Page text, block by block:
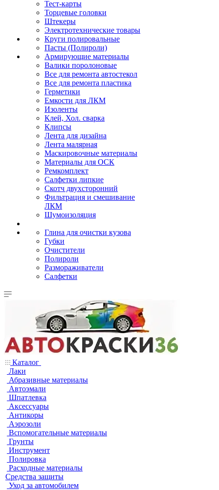
Тест-карты
Торцевые головки
Штекеры
Электротехнические товары
Круги полировальные
Пасты (Полироли)
Армирующие материалы
Валики поролоновые
Все для ремонта автостекол
Все для ремонта пластика
Герметики
Емкости для ЛКМ
Изоленты
Клей, Хол. сварка
Клипсы
Лента для дизайна
Лента малярная
Маскировочные материалы
Материалы для ОСК
Ремкомплект
Салфетки липкие
Скотч двухсторонний
Фильтрация и смешивание
ЛКМ
Шумоизоляция
Глина для очистки кузова
Губки
Очистители
Полироли
Размораживатели
Салфетки
Каталог
Лаки
Абразивные материалы
Автоэмали
Шпатлевка
Аксессуары
Антикоры
Аэрозоли
Вспомогательные материалы
Грунты
Инструмент
Полировка
Расходные материалы
Средства защиты
Уход за автомобилем